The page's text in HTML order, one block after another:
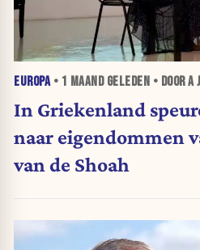
EUROPA• 1 MAANDGELEDEN • DOOR A
In Griekenland
naar eigendommen
van de Shoah